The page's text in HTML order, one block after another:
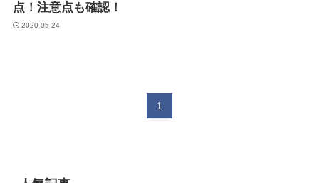
点！注意点も確認！
2020-05-24
1